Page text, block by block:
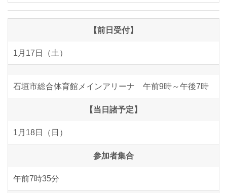
【前日受付】
1月17日（土）
石垣市総合体育館メインアリーナ 午前9時～午後7時
【当日諸予定】
1月18日（日）
参加者集合
午前7時35分